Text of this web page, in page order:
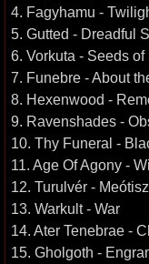
4. Fagyhamu -
5. Gutted - Dreadful
6. Vorkuta - Seeds of
7. Funebre - About
8. Hexenwood -
9. Ravenshades -
10. Thy Funeral -
11. Age Of Agony -
12. Turulvér - Meótisz
13. Warkult - War
14. Ater Tenebrae -
15. Gholgoth -